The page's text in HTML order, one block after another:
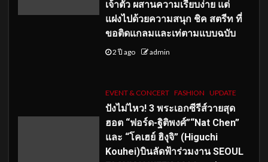
เจ้าตัว ผสานความเรียบง่าย แต่
แฝงไปด้วยความสนุก ชิค สตรีท ที่
ขอติดแกลมและเท่ตามแบบฉบับ
2 ปี ago admin
EVENT & CONCERT FASHION UPDATE
ปังไม่ไหว! 3 พระเอกซีรีส์วายสุด
ฮอต “ฟอร์ด-ฐิติพงศ์”“Nat Chen”
และ “โคเฮย์ ฮิงุจิ” (Higuchi
Kouhei)บินลัดฟ้าร่วมงาน SEOUL